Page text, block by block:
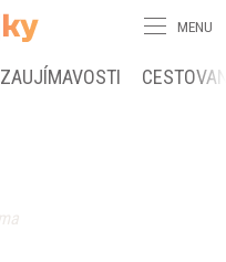
MENU
ZAUJÍMAVOSTI